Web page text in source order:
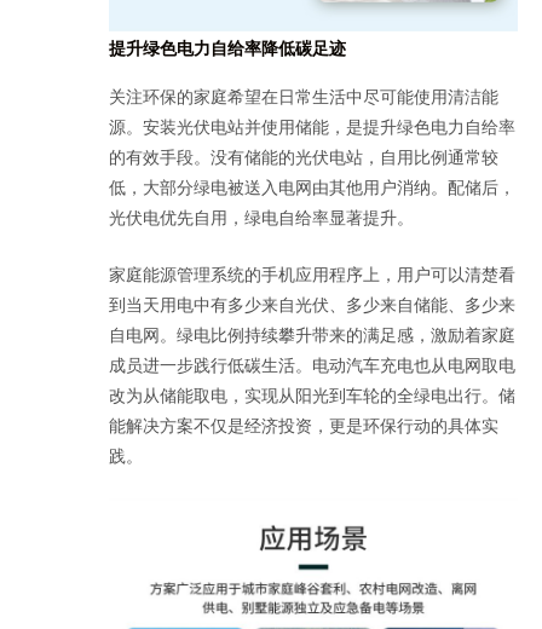
提升绿色电力自给率降低碳足迹
关注环保的家庭希望在日常生活中尽可能使用清洁能
源。安装光伏电站并使用储能，是提升绿色电力自给率
的有效手段。没有储能的光伏电站，自用比例通常较
低，大部分绿电被送入电网由其他用户消纳。配储后，
光伏电优先自用，绿电自给率显著提升。
家庭能源管理系统的手机应用程序上，用户可以清楚看
到当天用电中有多少来自光伏、多少来自储能、多少来
自电网。绿电比例持续攀升带来的满足感，激励着家庭
成员进一步践行低碳生活。电动汽车充电也从电网取电
改为从储能取电，实现从阳光到车轮的全绿电出行。储
能解决方案不仅是经济投资，更是环保行动的具体实
践。